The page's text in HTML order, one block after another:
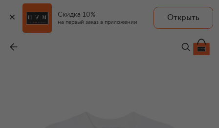
Скидка 10%
на первый заказ в приложении
Открыть
4 995 ₽